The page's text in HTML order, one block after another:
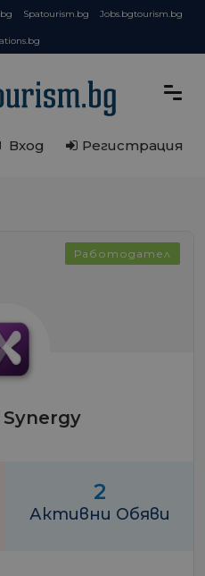
Spatourism.bg Jobs.bgtourism.bg
Вход Регистрация
Работодател
2
Активни Обяви